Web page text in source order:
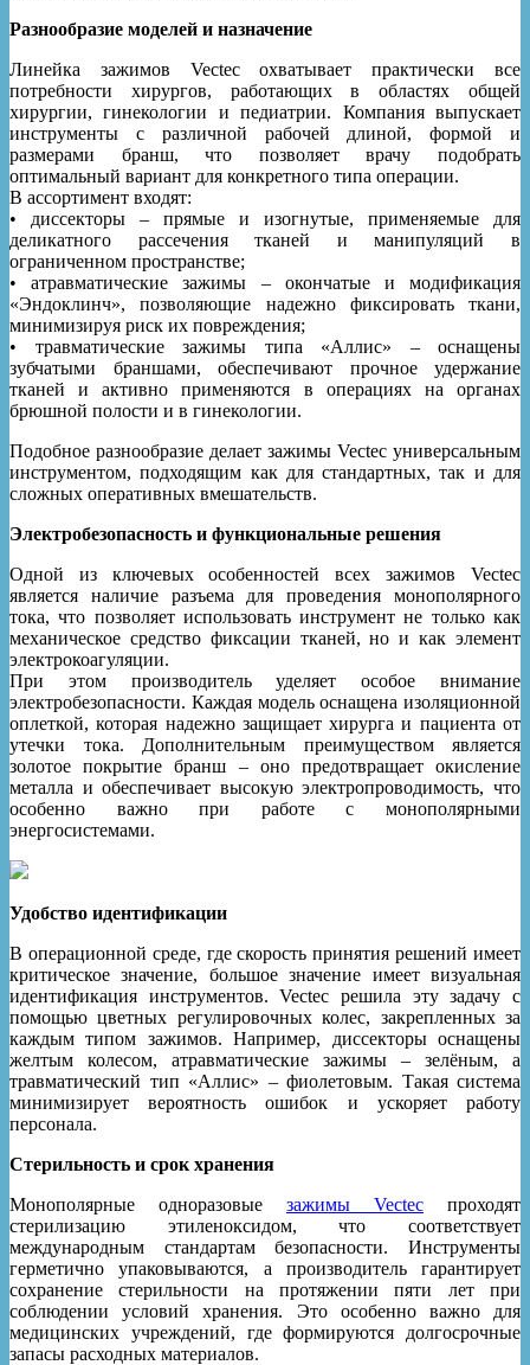
Разнообразие моделей и назначение
Линейка зажимов Vectec охватывает практически все
потребности хирургов, работающих в областях общей
хирургии, гинекологии и педиатрии. Компания выпускает
инструменты с различной рабочей длиной, формой и
размерами бранш, что позволяет врачу подобрать
оптимальный вариант для конкретного типа операции.
В ассортимент входят:
• диссекторы – прямые и изогнутые, применяемые для
деликатного рассечения тканей и манипуляций в
ограниченном пространстве;
• атравматические зажимы – окончатые и модификация
«Эндоклинч», позволяющие надежно фиксировать ткани,
минимизируя риск их повреждения;
• травматические зажимы типа «Аллис» – оснащены
зубчатыми браншами, обеспечивают прочное удержание
тканей и активно применяются в операциях на органах
брюшной полости и в гинекологии.
Подобное разнообразие делает зажимы Vectec универсальным
инструментом, подходящим как для стандартных, так и для
сложных оперативных вмешательств.
Электробезопасность и функциональные решения
Одной из ключевых особенностей всех зажимов Vectec
является наличие разъема для проведения монополярного
тока, что позволяет использовать инструмент не только как
механическое средство фиксации тканей, но и как элемент
электрокоагуляции.
При этом производитель уделяет особое внимание
электробезопасности. Каждая модель оснащена изоляционной
оплеткой, которая надежно защищает хирурга и пациента от
утечки тока. Дополнительным преимуществом является
золотое покрытие бранш – оно предотвращает окисление
металла и обеспечивает высокую электропроводимость, что
особенно важно при работе с монополярными
энергосистемами.
Удобство идентификации
В операционной среде, где скорость принятия решений имеет
критическое значение, большое значение имеет визуальная
идентификация инструментов. Vectec решила эту задачу с
помощью цветных регулировочных колес, закрепленных за
каждым типом зажимов. Например, диссекторы оснащены
желтым колесом, атравматические зажимы – зелёным, а
травматический тип «Аллис» – фиолетовым. Такая система
минимизирует вероятность ошибок и ускоряет работу
персонала.
Стерильность и срок хранения
Монополярные одноразовые зажимы Vectec проходят
стерилизацию этиленоксидом, что соответствует
международным стандартам безопасности. Инструменты
герметично упаковываются, а производитель гарантирует
сохранение стерильности на протяжении пяти лет при
соблюдении условий хранения. Это особенно важно для
медицинских учреждений, где формируются долгосрочные
запасы расходных материалов.